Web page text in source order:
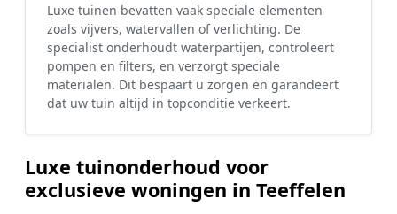
Luxe tuinen bevatten vaak speciale elementen
zoals vijvers, watervallen of verlichting. De
specialist onderhoudt waterpartijen, controleert
pompen en filters, en verzorgt speciale
materialen. Dit bespaart u zorgen en garandeert
dat uw tuin altijd in topconditie verkeert.
Luxe tuinonderhoud voor
exclusieve woningen in Teeffelen